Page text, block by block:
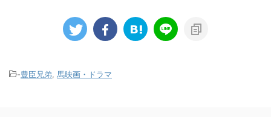
-豊臣兄弟 馬映画・ドラマ